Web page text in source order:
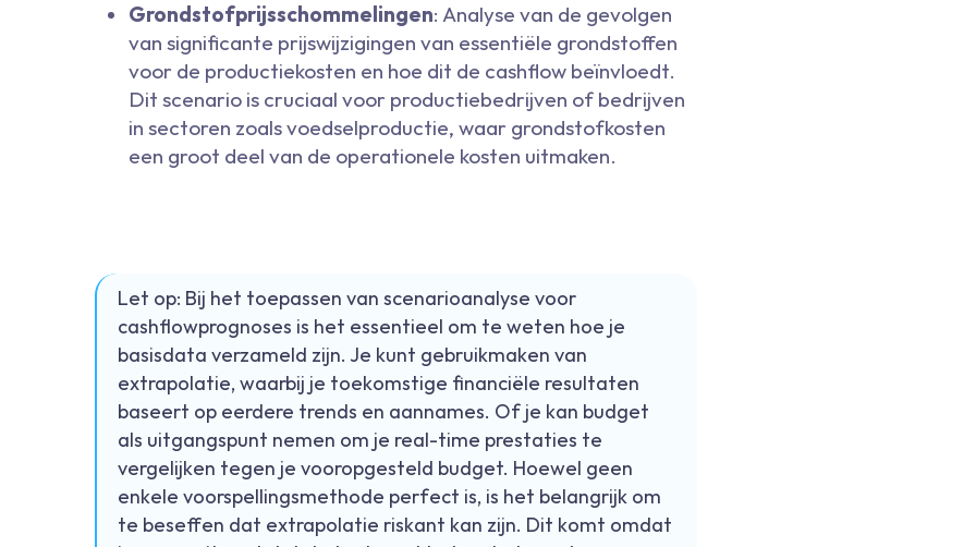
Grondstofprijsschommelingen: Analyse van de gevolgen
van significante prijswijzigingen van essentiële grondstoffen
voor de productiekosten en hoe dit de cashflow beïnvloedt.
Dit scenario is cruciaal voor productiebedrijven of bedrijven
in sectoren zoals voedselproductie, waar grondstofkosten
een groot deel van de operationele kosten uitmaken.
Let op: Bij het toepassen van scenarioanalyse voor
cashflowprognoses is het essentieel om te weten hoe je
basisdata verzameld zijn. Je kunt gebruikmaken van
extrapolatie, waarbij je toekomstige financiële resultaten
baseert op eerdere trends en aannames. Of je kan budget
als uitgangspunt nemen om je real-time prestaties te
vergelijken tegen je vooropgesteld budget. Hoewel geen
enkele voorspellingsmethode perfect is, is het belangrijk om
te beseffen dat extrapolatie riskant kan zijn. Dit komt omdat